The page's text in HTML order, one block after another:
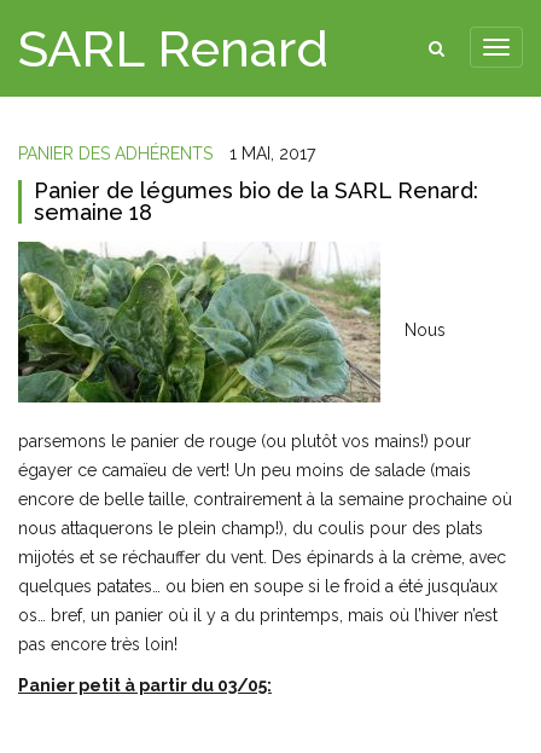
SARL Renard
PANIER DES ADHÉRENTS 1 MAI, 2017
Panier de légumes bio de la SARL Renard:
semaine 18
Nous
parsemons le panier de rouge (ou plutôt vos mains!) pour
égayer ce camaïeu de vert! Un peu moins de salade (mais
encore de belle taille, contrairement à la semaine prochaine où
nous attaquerons le plein champ!), du coulis pour des plats
mijotés et se réchauffer du vent. Des épinards à la crème, avec
quelques patates… ou bien en soupe si le froid a été jusqu’aux
os… bref, un panier où il y a du printemps, mais où l’hiver n’est
pas encore très loin!
Panier petit à partir du 03/05: